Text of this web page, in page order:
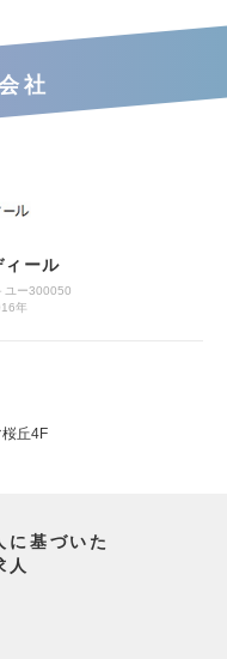
社
ィール
ユー300050
年
丘4F
に基づいた
人